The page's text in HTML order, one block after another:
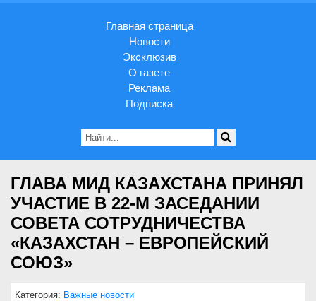
Главная страница
Новости
Эксклюзив
О газете
Реклама
Подписка
ГЛАВА МИД КАЗАХСТАНА ПРИНЯЛ
УЧАСТИЕ В 22-М ЗАСЕДАНИИ
СОВЕТА СОТРУДНИЧЕСТВА
«КАЗАХСТАН – ЕВРОПЕЙСКИЙ
СОЮЗ»
Категория: Важные новости